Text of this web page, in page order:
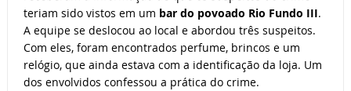
teriam sido vistos em um bar do povoado Rio Fundo III.
A equipe se deslocou ao local e abordou três suspeitos.
Com eles, foram encontrados perfume, brincos e um
relógio, que ainda estava com a identificação da loja. Um
dos envolvidos confessou a prática do crime.